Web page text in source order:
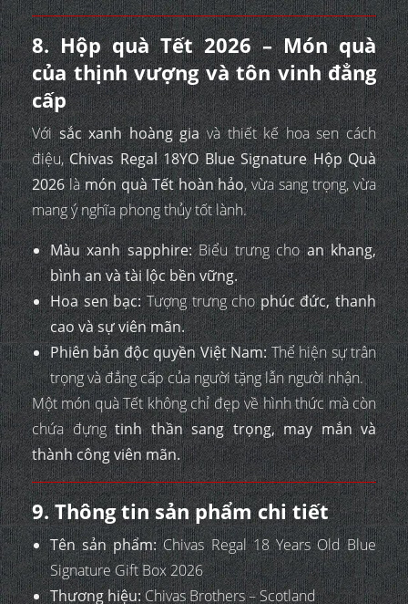
8. Hộp quà Tết 2026 – Món quà
của thịnh vượng và tôn vinh đẳng
cấp
Vớisắc xanh hoàng giavà thiết kế hoa sen cách
điệu,Chivas Regal 18YO Blue Signature Hộp Quà
2026làmón quà Tết hoàn hảo, vừa sang trọng, vừa
mang ý nghĩa phong thủy tốt lành.
Màu xanh sapphire:Biểu trưng choan khang,
bình an và tài lộc bền vững.
Hoa sen bạc:Tượng trưng chophúc đức, thanh
cao và sự viên mãn.
Phiên bản độc quyền Việt Nam:Thể hiện sự trân
trọng và đẳng cấp của người tặng lẫn người nhận.
Một món quà Tết không chỉ đẹp về hình thức mà còn
chứa đựngtinh thần sang trọng, may mắn và
thành công viên mãn.
9. Thông tin sản phẩm chi tiết
Tên sản phẩm:Chivas Regal 18 Years Old Blue
Signature Gift Box 2026
Thương hiệu:Chivas Brothers – Scotland